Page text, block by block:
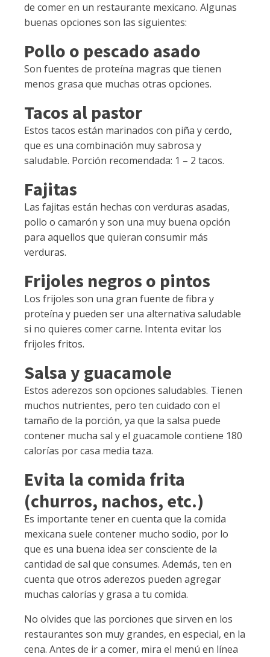
de comer en un restaurante mexicano. Algunas
buenas opciones son las siguientes:
Pollo o pescado asado
Son fuentes de proteína magras que tienen
menos grasa que muchas otras opciones.
Tacos al pastor
Estos tacos están marinados con piña y cerdo,
que es una combinación muy sabrosa y
saludable. Porción recomendada: 1 – 2 tacos.
Fajitas
Las fajitas están hechas con verduras asadas,
pollo o camarón y son una muy buena opción
para aquellos que quieran consumir más
verduras.
Frijoles negros o pintos
Los frijoles son una gran fuente de fibra y
proteína y pueden ser una alternativa saludable
si no quieres comer carne. Intenta evitar los
frijoles fritos.
Salsa y guacamole
Estos aderezos son opciones saludables. Tienen
muchos nutrientes, pero ten cuidado con el
tamaño de la porción, ya que la salsa puede
contener mucha sal y el guacamole contiene 180
calorías por casa media taza.
Evita la comida frita
(churros, nachos, etc.)
Es importante tener en cuenta que la comida
mexicana suele contener mucho sodio, por lo
que es una buena idea ser consciente de la
cantidad de sal que consumes. Además, ten en
cuenta que otros aderezos pueden agregar
muchas calorías y grasa a tu comida.
No olvides que las porciones que sirven en los
restaurantes son muy grandes, en especial, en la
cena. Antes de ir a comer, mira el menú en línea